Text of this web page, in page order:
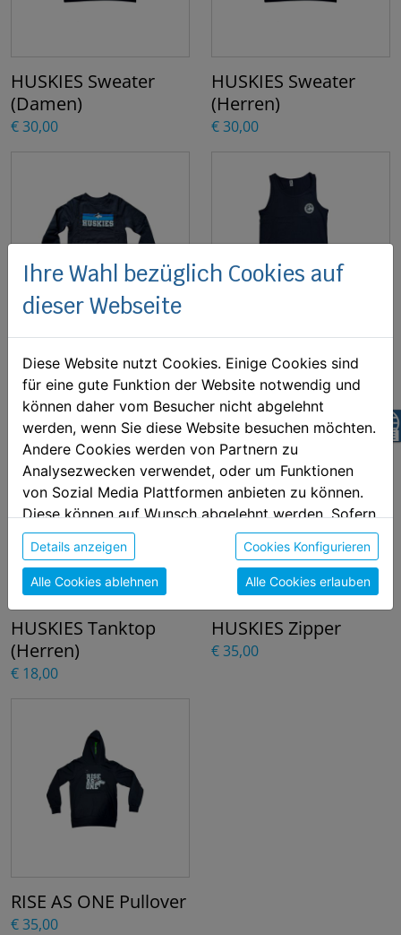
HUSKIES Sweater
(Damen)
€ 30,00
HUSKIES Sweater
(Herren)
€ 30,00
HUSKIES Sweater
(Kinder)
€ 25,00
HUSKIES Tanktop
(Damen)
€ 18,00
HUSKIES Tanktop
(Herren)
€ 18,00
HUSKIES Zipper
€ 35,00
RISE AS ONE Pullover
€ 35,00
Ihre Wahl bezüglich Cookies auf
dieser Webseite
Diese Website nutzt Cookies. Einige Cookies sind
für eine gute Funktion der Website notwendig und
können daher vom Besucher nicht abgelehnt
werden, wenn Sie diese Website besuchen möchten.
Andere Cookies werden von Partnern zu
Analysezwecken verwendet, oder um Funktionen
von Sozial Media Plattformen anbieten zu können.
Diese können auf Wunsch abgelehnt werden. Sofern
sie unsere Webseite weiter nutzen, geben Sie
Einwilligung zu unseren Cookies.
Details anzeigen Cookies Konfigurieren
Alle Cookies ablehnen Alle Cookies erlauben